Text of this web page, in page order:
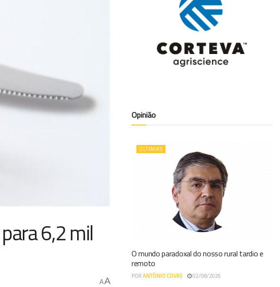
6,2 mil
AA
Opinião
ÚLTIMAS
O mundo paradoxal do nosso rural tardio e
remoto
PORANTÓNIO COVAS 02/08/2026